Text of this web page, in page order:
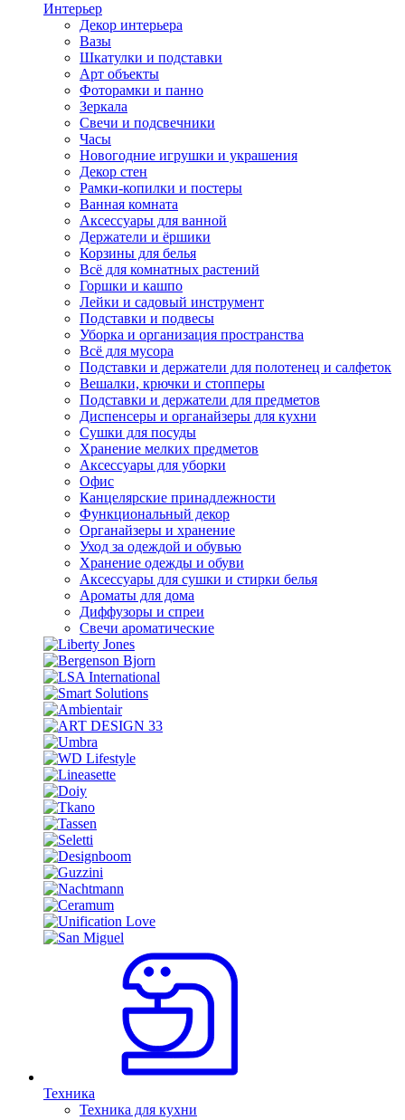
Интерьер
Декор интерьера
Вазы
Шкатулки и подставки
Арт объекты
Фоторамки и панно
Зеркала
Свечи и подсвечники
Часы
Новогодние игрушки и украшения
Декор стен
Рамки-копилки и постеры
Ванная комната
Аксессуары для ванной
Держатели и ёршики
Корзины для белья
Всё для комнатных растений
Горшки и кашпо
Лейки и садовый инструмент
Подставки и подвесы
Уборка и организация пространства
Всё для мусора
Подставки и держатели для полотенец и салфеток
Вешалки, крючки и стопперы
Подставки и держатели для предметов
Диспенсеры и органайзеры для кухни
Сушки для посуды
Хранение мелких предметов
Аксессуары для уборки
Офис
Канцелярские принадлежности
Функциональный декор
Органайзеры и хранение
Уход за одеждой и обувью
Хранение одежды и обуви
Аксессуары для сушки и стирки белья
Ароматы для дома
Диффузоры и спреи
Свечи ароматические
Техника
Техника для кухни